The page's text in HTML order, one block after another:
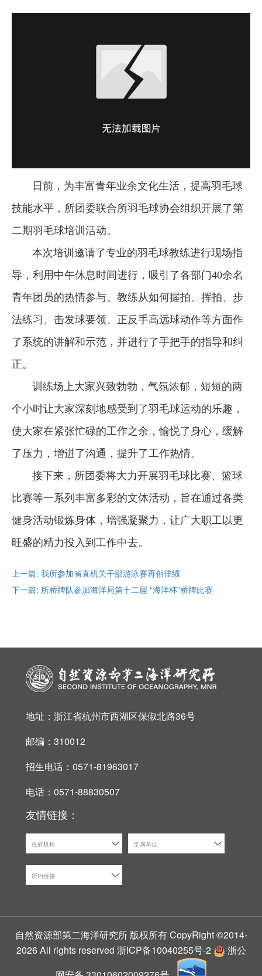
日前，为丰富青年业余文化生活，提高羽毛球
技能水平，所团委联合所羽毛球协会组织开展了第
二期羽毛球培训活动。
本次培训邀请了专业的羽毛球教练进行现场指
导，利用中午休息时间进行，吸引了各部门40余名
青年团员的热情参与。教练从如何握拍、挥拍、步
法练习、击发球要领、正反手高远球动作等方面作
了系统的讲解和示范，并进行了手把手的指导和纠
正。
训练场上大家兴致勃勃，气氛浓郁，短短的两
个小时让大家深刻地感受到了羽毛球运动的乐趣，
使大家在紧张忙碌的工作之余，愉悦了身心，缓解
了压力，增进了沟通，提升了工作热情。
接下来，所团委将大力开展羽毛球比赛、篮球
比赛等一系列丰富多彩的文体活动，旨在通过各类
健身活动锻炼身体，增强凝聚力，让广大职工以更
旺盛的精力投入到工作中去。
上一篇: 我所参加省直机关干部游泳赛再创佳绩
下一篇: 所桥牌队参加海洋局第十二届 “海洋杯”桥牌比赛
地址：浙江省杭州市西湖区保俶北路36号
邮编：310012
招生电话：0571-81963017
电话：0571-88830507
友情链接：
政府机构 部属单位
所内链接
自然资源部第二海洋研究所 版权所有 CopyRight ©2014-
2026 All rights reserved 浙ICP备10040255号-2
浙公